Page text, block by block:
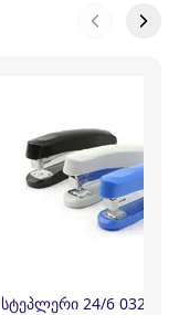
სტეპლერი 24/6 0325